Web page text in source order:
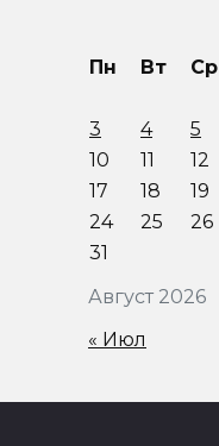
Август 2026
Пн Вт Ср
3
4 5
10
11 12
17
18 19
24
25 26
31
« Июл